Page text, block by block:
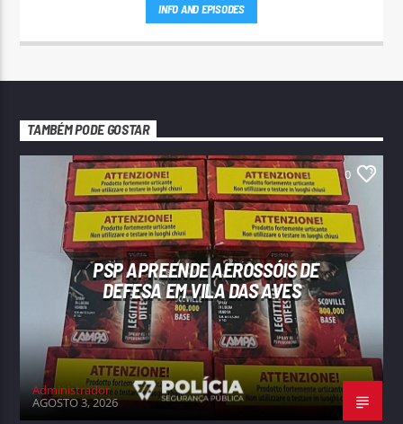
INFO AND EPISODES
TAMBÉM PODE GOSTAR
0
PSP APREENDE AEROSSÓIS DE
DEFESA EM VILA DAS AVES
Administrador
AGOSTO 3, 2026